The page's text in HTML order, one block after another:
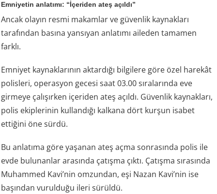
Emniyetin anlatımı: “İçeriden ateş açıldı”
Ancak olayın resmi makamlar ve güvenlik kaynakları
tarafından basına yansıyan anlatımı aileden tamamen
farklı.
Emniyet kaynaklarının aktardığı bilgilere göre özel harekât
polisleri, operasyon gecesi saat 03.00 sıralarında eve
girmeye çalışırken içeriden ateş açıldı. Güvenlik kaynakları,
polis ekiplerinin kullandığı kalkana dört kurşun isabet
ettiğini öne sürdü.
Bu anlatıma göre yaşanan ateş açma sonrasında polis ile
evde bulunanlar arasında çatışma çıktı. Çatışma sırasında
Muhammed Kavi’nin omzundan, eşi Nazan Kavi’nin ise
başından vurulduğu ileri sürüldü.